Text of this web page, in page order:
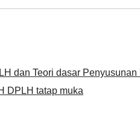
dan Teori dasar Penyusunan
DPLH tatap muka